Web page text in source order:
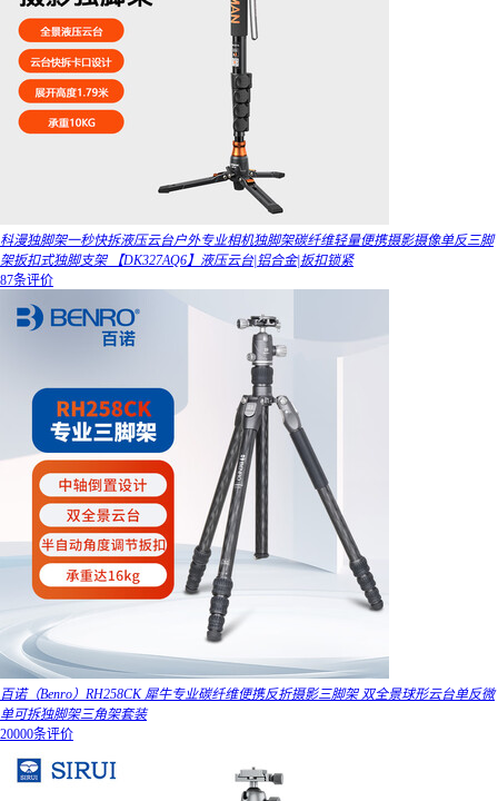
科漫独脚架一秒快拆液压云台户外专业相机独脚架碳纤维轻量便携摄影摄像单反三脚
架扳扣式独脚支架 【DK327AQ6】液压云台|铝合金|扳扣锁紧
87条评价
百诺（Benro）RH258CK 犀牛专业碳纤维便携反折摄影三脚架 双全景球形云台单反微
单可拆独脚架三角架套装
20000条评价